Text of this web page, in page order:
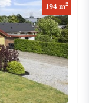
194 m2